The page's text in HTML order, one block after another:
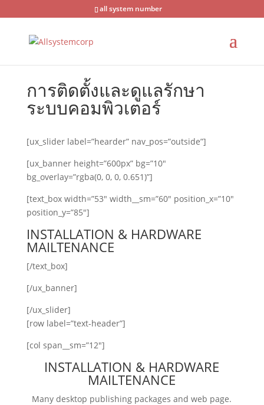
all system number
การติดตั้งและดูแลรักษา
ระบบคอมพิวเตอร์
[ux_slider label=”hearder” nav_pos=”outside”]
[ux_banner height=”600px” bg=”10″
bg_overlay=”rgba(0, 0, 0, 0.651)”]
[text_box width=”53″ width__sm=”60″ position_x=”10″
position_y=”85″]
INSTALLATION & HARDWARE
MAILTENANCE
[/text_box]
[/ux_banner]
[/ux_slider]
[row label=”text-header”]
[col span__sm=”12″]
INSTALLATION & HARDWARE
MAILTENANCE
Many desktop publishing packages and web page.